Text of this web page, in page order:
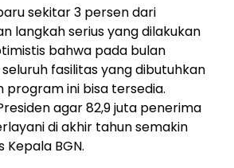
sekitar 3 persen dari
langkah serius yang dilakukan
bahwa pada bulan
fasilitas yang dibutuhkan
ini bisa tersedia.
agar 82,9 juta penerima
di akhir tahun semakin
Kepala BGN.